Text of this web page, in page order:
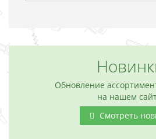
Обновление
на нашем
Смотреть